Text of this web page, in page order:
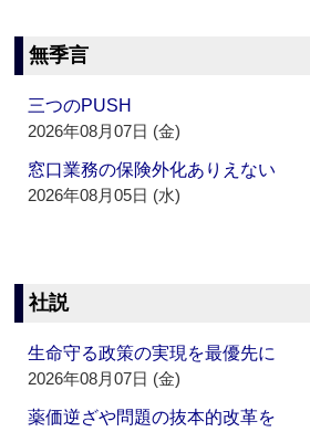
無季言
三つのPUSH
2026年08月07日 (金)
窓口業務の保険外化ありえない
2026年08月05日 (水)
社説
生命守る政策の実現を最優先に
2026年08月07日 (金)
薬価逆ざや問題の抜本的改革を